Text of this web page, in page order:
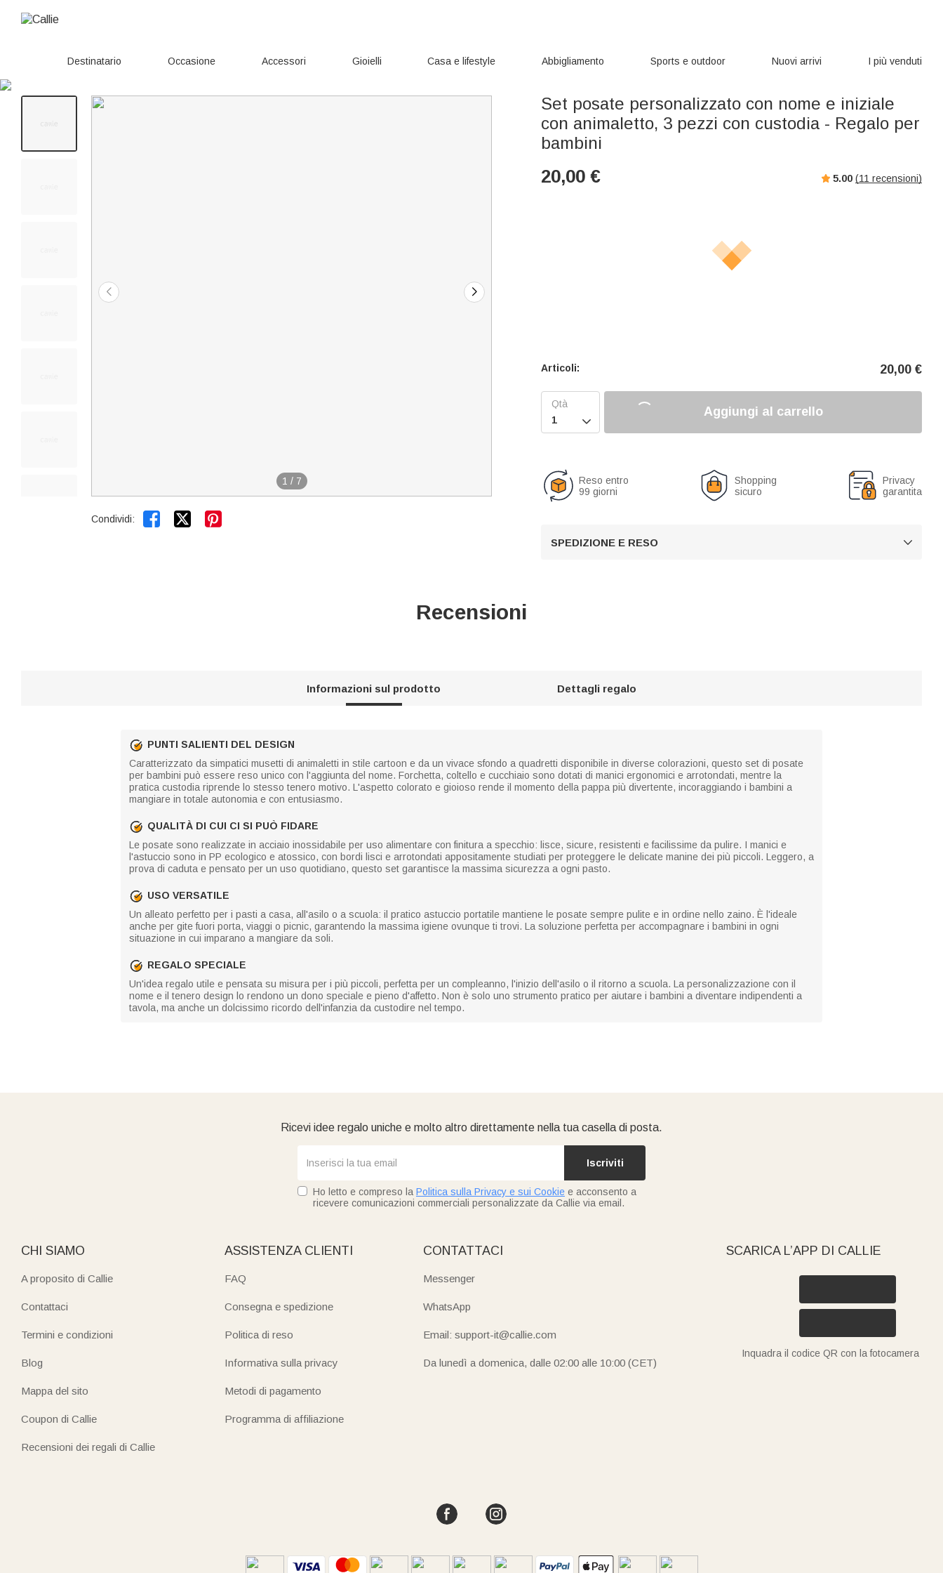
Destinatario Occasione Accessori Gioielli Casa e lifestyle Abbigliamento Sports e outdoor Nuovi arrivi I più venduti
1 / 7
Condividi:  
Set posate personalizzato con nome e iniziale
con animaletto, 3 pezzi con custodia - Regalo per
bambini
20,00 € 5.00 (11 recensioni)
Articoli: 20,00 €

Aggiungi al carrello
Reso entro
99 giorni
Shopping
sicuro
Privacy
garantita
SPEDIZIONE E RESO 
Recensioni
Informazioni sul prodotto Dettagli regalo
PUNTI SALIENTI DEL DESIGN
Caratterizzato da simpatici musetti di animaletti in stile cartoon e da un vivace sfondo a quadretti disponibile in diverse colorazioni, questo set di posate
per bambini può essere reso unico con l'aggiunta del nome. Forchetta, coltello e cucchiaio sono dotati di manici ergonomici e arrotondati, mentre la
pratica custodia riprende lo stesso tenero motivo. L'aspetto colorato e gioioso rende il momento della pappa più divertente, incoraggiando i bambini a
mangiare in totale autonomia e con entusiasmo.
QUALITÀ DI CUI CI SI PUÒ FIDARE
Le posate sono realizzate in acciaio inossidabile per uso alimentare con finitura a specchio: lisce, sicure, resistenti e facilissime da pulire. I manici e
l'astuccio sono in PP ecologico e atossico, con bordi lisci e arrotondati appositamente studiati per proteggere le delicate manine dei più piccoli. Leggero, a
prova di caduta e pensato per un uso quotidiano, questo set garantisce la massima sicurezza a ogni pasto.
USO VERSATILE
Un alleato perfetto per i pasti a casa, all'asilo o a scuola: il pratico astuccio portatile mantiene le posate sempre pulite e in ordine nello zaino. È l'ideale
anche per gite fuori porta, viaggi o picnic, garantendo la massima igiene ovunque ti trovi. La soluzione perfetta per accompagnare i bambini in ogni
situazione in cui imparano a mangiare da soli.
REGALO SPECIALE
Un'idea regalo utile e pensata su misura per i più piccoli, perfetta per un compleanno, l'inizio dell'asilo o il ritorno a scuola. La personalizzazione con il
nome e il tenero design lo rendono un dono speciale e pieno d'affetto. Non è solo uno strumento pratico per aiutare i bambini a diventare indipendenti a
tavola, ma anche un dolcissimo ricordo dell'infanzia da custodire nel tempo.
Ricevi idee regalo uniche e molto altro direttamente nella tua casella di posta.
Iscriviti
Ho letto e compreso la Politica sulla Privacy e sui Cookie e acconsento a
ricevere comunicazioni commerciali personalizzate da Callie via email.
CHI SIAMO
A proposito di Callie
Contattaci
Termini e condizioni
Blog
Mappa del sito
Coupon di Callie
Recensioni dei regali di Callie
ASSISTENZA CLIENTI
FAQ
Consegna e spedizione
Politica di reso
Informativa sulla privacy
Metodi di pagamento
Programma di affiliazione
CONTATTACI
Messenger
WhatsApp
Email: support-it@callie.com
Da lunedì a domenica, dalle 02:00 alle 10:00 (CET)
SCARICA L’APP DI CALLIE
Inquadra il codice QR con la fotocamera